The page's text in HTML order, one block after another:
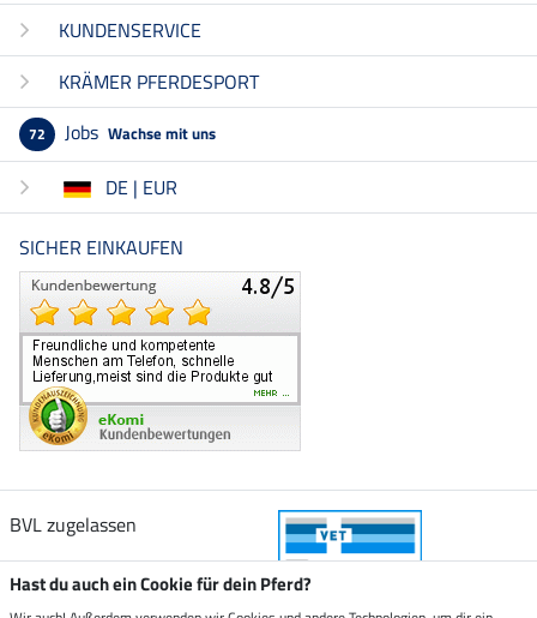
KUNDENSERVICE
KRÄMER PFERDESPORT
72 Jobs Wachse mit uns
DE | EUR
SICHER EINKAUFEN
BVL zugelassen
Hast du auch ein Cookie für dein Pferd?